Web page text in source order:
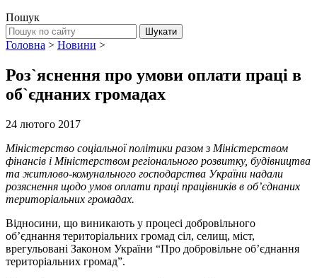
Пошук
Головна > Новини >
Роз`яснення про умови оплати праці в
об`єднаних громадах
24 лютого 2017
Міністерство соціальної політики разом з Міністерством
фінансів і Міністерством регіонального розвитку, будівництва
та житлово-комунального господарства України надали
розяснення щодо умов оплати праці працівників в об’єднаних
територіальних громадах.
Відносини, що виникають у процесі добровільного
об’єднання територіальних громад сіл, селищ, міст,
врегульовані Законом України “Про добровільне об’єднання
територіальних громад”.